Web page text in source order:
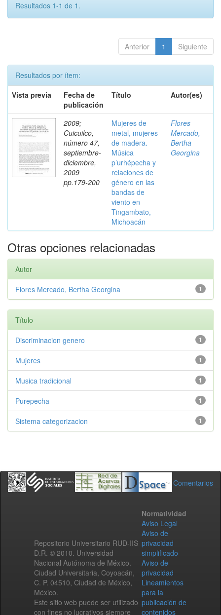
Resultados 1-1 de 1.
Anterior 1 Siguiente
Resultados por ítem:
Vista previa
Fecha de
publicación
Título Autor(es)
2009;
Cuicuilco,
número 47,
septiembre-
diciembre,
2009
pp.179-200
Mujeres de
metal, mujeres
de madera.
Música
p’urhépecha y
relaciones de
género en las
bandas de
viento en
Tingambato,
Michoacán
Flores
Mercado,
Bertha
Georgina
Otras opciones relacionadas
Autor
1
Flores Mercado, Bertha Georgina
Título
1
Discriminacion genero
1
Mujeres
1
Musica tradicional
1
Purepecha
1
Sistema categorizacion
Comentarios
Repositorio Universitario RUD-IIS
D.R. © 2010. Universidad
Nacional Autónoma de México.
Ciudad Universitaria, Coyoacán,
C. P. 04510, Ciudad de México,
México.
Este sitio web puede ser utilizado
con fines no lucrativos siempre
Normatividad
Aviso Legal
Aviso de
privacidad
simplificado
Aviso de
privacidad
Lineamientos
para la
publicación de
contenidos